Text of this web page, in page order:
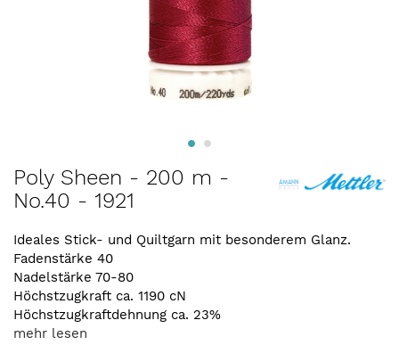
Zum
Anfang
der
springen
Poly Sheen - 200 m -
No.40 - 1921
Ideales Stick- und Quiltgarn mit besonderem Glanz.
Fadenstärke 40
Nadelstärke 70-80
Höchstzugkraft ca. 1190 cN
Höchstzugkraftdehnung ca. 23%
mehr lesen